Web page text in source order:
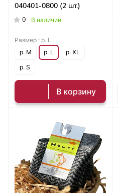
040401-0800 (2 шт.)
0 В наличии
В корзину
Размер : р. L
р. M
р. L
р. XL
р. S